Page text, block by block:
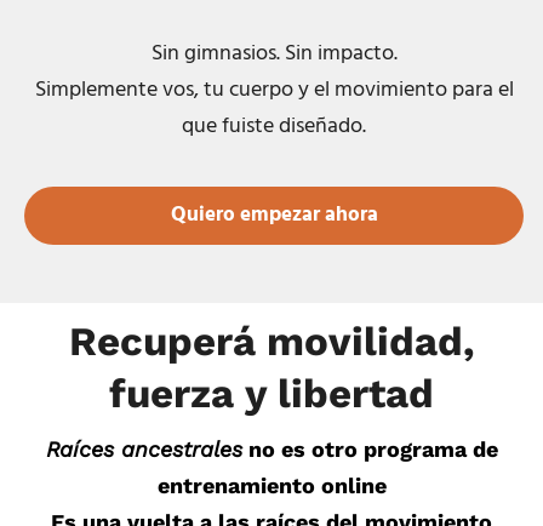
Sin gimnasios. Sin impacto.
Simplemente vos, tu cuerpo y el movimiento para el
que fuiste diseñado.
Quiero empezar ahora
Recuperá movilidad,
fuerza y libertad
Raíces ancestralesno es otro programa de
entrenamiento online